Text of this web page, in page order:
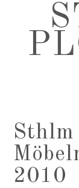
2010